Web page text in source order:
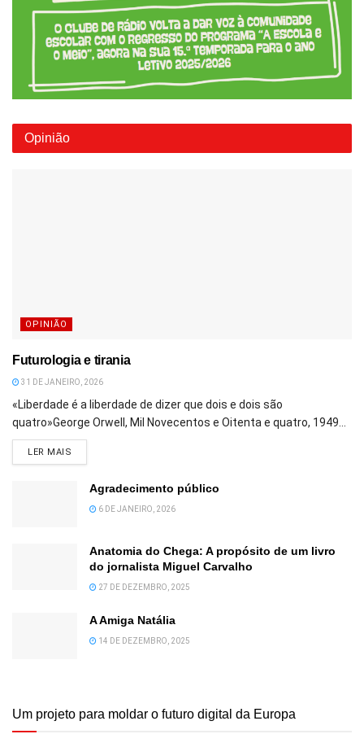
Opinião
OPINIÃO
Futurologia e tirania
31 DE JANEIRO, 2026
«Liberdade é a liberdade de dizer que dois e dois são
quatro»George Orwell, Mil Novecentos e Oitenta e quatro, 1949...
LER MAIS
Agradecimento público
6 DE JANEIRO, 2026
Anatomia do Chega: A propósito de um livro
do jornalista Miguel Carvalho
27 DE DEZEMBRO, 2025
A Amiga Natália
14 DE DEZEMBRO, 2025
Um projeto para moldar o futuro digital da Europa